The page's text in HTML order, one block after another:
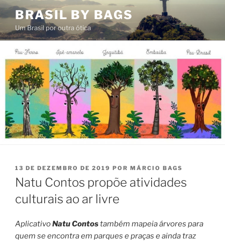
Pular
para
o
conteúdo
BRASIL BY BAGS
Um Brasil por outra ótica
PUBLICADO
EM
13 DE DEZEMBRO DE 2019 POR MÁRCIO BAGS
Natu Contos propõe atividades
culturais ao ar livre
AplicativoNatu Contostambém mapeia árvores para
quem se encontra em parques e praças e ainda traz